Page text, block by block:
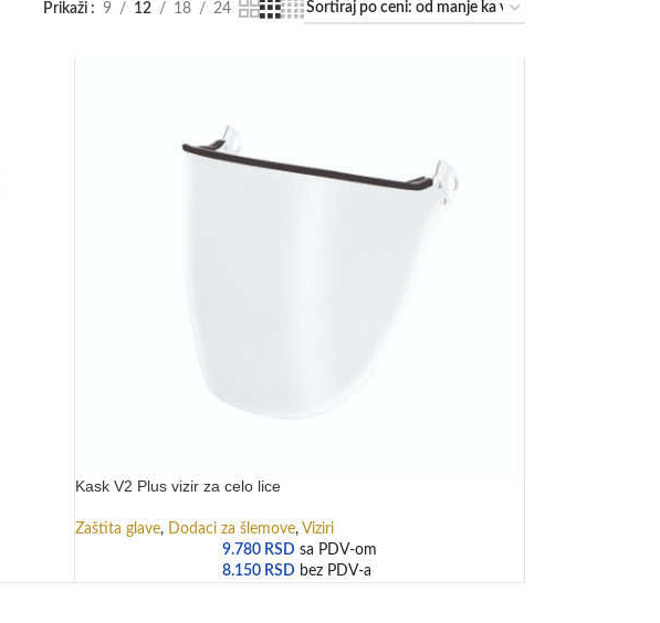
Prikaži 9 12 18 24
Kask V2 Plus vizir za celo lice
Zaštita glave, Dodaci za šlemove, Viziri
9.780 RSD sa PDV-om
8.150 RSD bez PDV-a